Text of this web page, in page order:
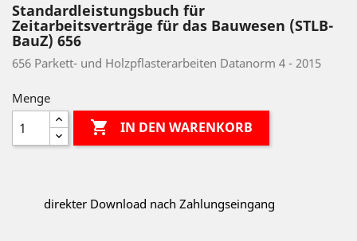
Standardleistungsbuch für
Zeitarbeitsverträge für das Bauwesen (STLB-
BauZ) 656
656 Parkett- und Holzpflasterarbeiten Datanorm 4 - 2015
Menge
 IN DEN WARENKORB
direkter Download nach Zahlungseingang